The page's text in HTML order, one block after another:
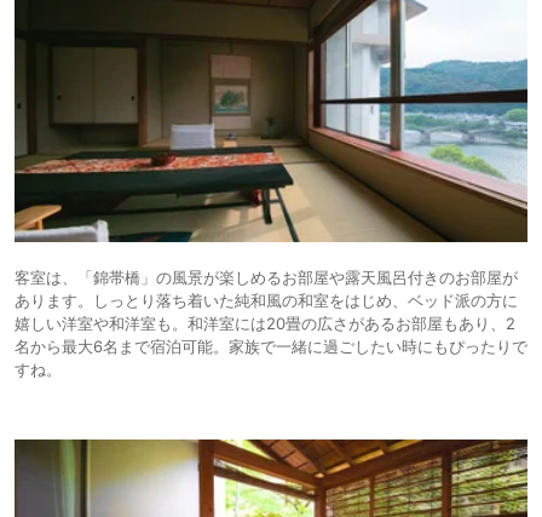
客室は、「錦帯橋」の風景が楽しめるお部屋や露天風呂付きのお部屋が
あります。しっとり落ち着いた純和風の和室をはじめ、ベッド派の方に
嬉しい洋室や和洋室も。和洋室には20畳の広さがあるお部屋もあり、2
名から最大6名まで宿泊可能。家族で一緒に過ごしたい時にもぴったりで
すね。